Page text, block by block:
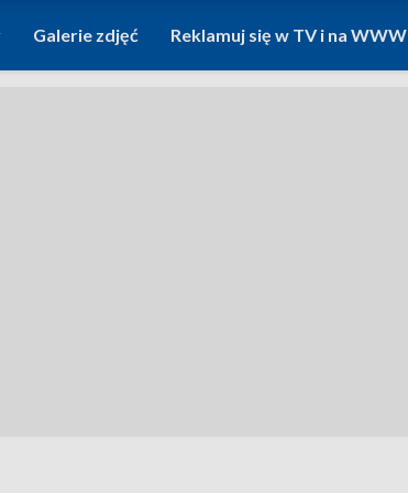
Galerie zdjęć Reklamuj się w TV i na WWW